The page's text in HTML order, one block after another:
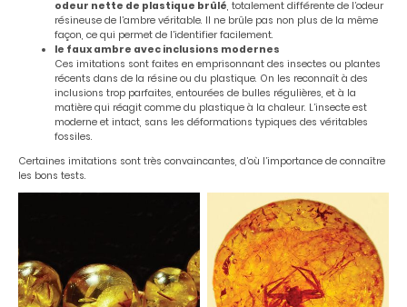
odeur nette de plastique brûlé , totalement différente de l’odeur
résineuse de l’ambre véritable. Il ne brûle pas non plus de la même
façon, ce qui permet de l’identifier facilement.
le faux ambre avec inclusions modernes
Ces imitations sont faites en emprisonnant des insectes ou plantes
récents dans de la résine ou du plastique. On les reconnaît à des
inclusions trop parfaites, entourées de bulles régulières, et à la
matière qui réagit comme du plastique à la chaleur. L’insecte est
moderne et intact, sans les déformations typiques des véritables
fossiles.
Certaines imitations sont très convaincantes, d’où l’importance de connaître
les bons tests.